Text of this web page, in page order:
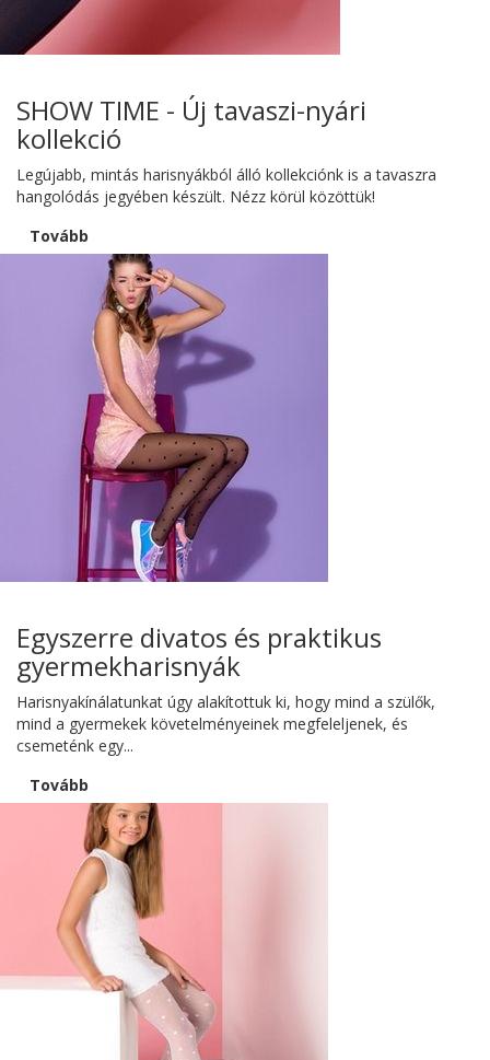
SHOW TIME - Új tavaszi-nyári
kollekció
Legújabb, mintás harisnyákból álló kollekciónk is a tavaszra
hangolódás jegyében készült. Nézz körül közöttük!
Tovább
Egyszerre divatos és praktikus
gyermekharisnyák
Harisnyakínálatunkat úgy alakítottuk ki, hogy mind a szülők,
mind a gyermekek követelményeinek megfeleljenek, és
csemeténk egy...
Tovább